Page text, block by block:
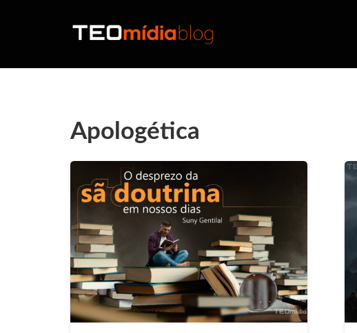
Apologética